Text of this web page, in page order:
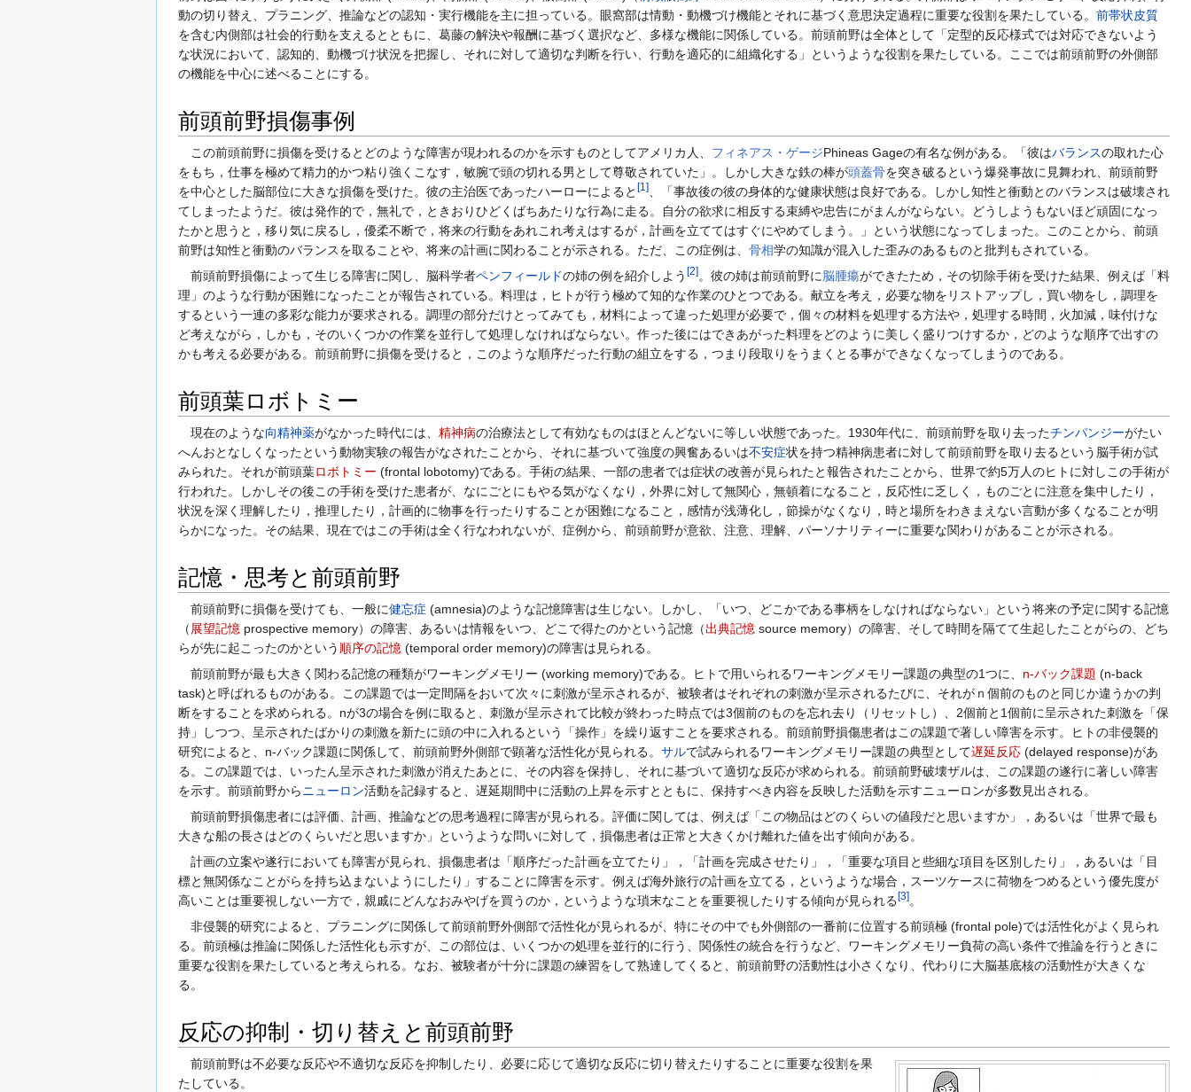
動の切り替え、プラニング、推論などの認知・実行機能を主に担っている。眼窩部は情動・動機づけ機能とそれに基づく意思決定過程に重要な役割を果たしている。 前帯状皮質
を含む内側部は社会的行動を支えるとともに、葛藤の解決や報酬に基づく選択など、多様な機能に関係している。前頭前野は全体として「定型的反応様式では対応できないよう
な状況において、認知的、動機づけ状況を把握し、それに対して適切な判断を行い、行動を適応的に組織化する」というような役割を果たしている。ここでは前頭前野の外側部
の機能を中心に述べることにする。
前頭前野損傷事例
この前頭前野に損傷を受けるとどのような障害が現われるのかを示すものとしてアメリカ人、 フィネアス・ゲージPhineas Gageの有名な例がある。「彼はバランスの取れた心
をもち，仕事を極めて精力的かつ粘り強くこなす，敏腕で頭の切れる男として尊敬されていた」。しかし大きな鉄の棒が頭蓋骨を突き破るという爆発事故に見舞われ、前頭前野
を中心とした脳部位に大きな損傷を受けた。彼の主治医であったハーローによると [1 ]
、「事故後の彼の身体的な健康状態は良好である。しかし知性と衝動とのバランスは破壊され
てしまったようだ。彼は発作的で，無礼で，ときおりひどくばちあたりな行為に走る。自分の欲求に相反する束縛や忠告にがまんがならない。どうしようもないほど頑固になっ
たかと思うと，移り気に戻るし，優柔不断で，将来の行動をあれこれ考えはするが，計画を立ててはすぐにやめてしまう。」という状態になってしまった。このことから、前頭
前野は知性と衝動のバランスを取ることや、将来の計画に関わることが示される。ただ、この症例は、 骨相学の知識が混入した歪みのあるものと批判もされている。
前頭前野損傷によって生じる障害に関し、脳科学者ペンフィールドの姉の例を紹介しよう [2] 。彼の姉は前頭前野に 脳腫瘍ができたため，その切除手術を受けた結果、例えば「料
理」のような行動が困難になったことが報告されている。料理は，ヒトが行う極めて知的な作業のひとつである。献立を考え，必要な物をリストアップし，買い物をし，調理を
するという一連の多彩な能力が要求される。調理の部分だけとってみても，材料によって違った処理が必要で，個々の材料を処理する方法や，処理する時間，火加減，味付けな
ど考えながら，しかも，そのいくつかの作業を並行して処理しなければならない。作った後にはできあがった料理をどのように美しく盛りつけするか，どのような順序で出すの
かも考える必要がある。前頭前野に損傷を受けると，このような順序だった行動の組立をする，つまり段取りをうまくとる事ができなくなってしまうのである。
前頭葉ロボトミー
現在のような向精神薬がなかった時代には、 精神病の治療法として有効なものはほとんどないに等しい状態であった。1930年代に、前頭前野を取り去ったチンパンジーがたい
へんおとなしくなったという動物実験の報告がなされたことから、それに基づいて強度の興奮あるいは不安症状を持つ精神病患者に対して前頭前野を取り去るという脳手術が試
みられた。それが前頭葉ロボトミー (frontal lobotomy)である。手術の結果、一部の患者では症状の改善が見られたと報告されたことから、世界で約5万人のヒトに対しこの手術が
行われた。しかしその後この手術を受けた患者が、なにごとにもやる気がなくなり，外界に対して無関心，無頓着になること，反応性に乏しく，ものごとに注意を集中したり，
状況を深く理解したり，推理したり，計画的に物事を行ったりすることが困難になること，感情が浅薄化し，節操がなくなり，時と場所をわきまえない言動が多くなることが明
らかになった。その結果、現在ではこの手術は全く行なわれないが、症例から、前頭前野が意欲、注意、理解、パーソナリティーに重要な関わりがあることが示される。
記憶・思考と前頭前野
前頭前野に損傷を受けても、一般に健忘症 (amnesia)のような記憶障害は生じない。しかし、「いつ、どこかである事柄をしなければならない」という将来の予定に関する記憶
（展望記憶 prospective memory）の障害、あるいは情報をいつ、どこで得たのかという記憶（出典記憶 source memory）の障害、そして時間を隔てて生起したことがらの、どち
らが先に起こったのかという 順序の記憶 (temporal order memory)の障害は見られる。
前頭前野が最も大きく関わる記憶の種類がワーキングメモリー (working memory)である。ヒトで用いられるワーキングメモリー課題の典型の1つに、 n-バック課題 (n-back
task)と呼ばれるものがある。この課題では一定間隔をおいて次々に刺激が呈示されるが、被験者はそれぞれの刺激が呈示されるたびに、それがｎ個前のものと同じか違うかの判
断をすることを求められる。nが3の場合を例に取ると、刺激が呈示されて比較が終わった時点では3個前のものを忘れ去り（リセットし）、2個前と1個前に呈示された刺激を「保
持」しつつ、呈示されたばかりの刺激を新たに頭の中に入れるという「操作」を繰り返すことを要求される。前頭前野損傷患者はこの課題で著しい障害を示す。ヒトの非侵襲的
研究によると、n-バック課題に関係して、前頭前野外側部で顕著な活性化が見られる。 サルで試みられるワーキングメモリー課題の典型として遅延反応 (delayed response)があ
る。この課題では、いったん呈示された刺激が消えたあとに、その内容を保持し、それに基づいて適切な反応が求められる。前頭前野破壊ザルは、この課題の遂行に著しい障害
を示す。前頭前野からニューロン活動を記録すると、遅延期間中に活動の上昇を示すとともに、保持すべき内容を反映した活動を示すニューロンが多数見出される。
前頭前野損傷患者には評価、計画、推論などの思考過程に障害が見られる。評価に関しては、例えば「この物品はどのくらいの値段だと思いますか」，あるいは「世界で最も
大きな船の長さはどのくらいだと思いますか」というような問いに対して，損傷患者は正常と大きくかけ離れた値を出す傾向がある。
計画の立案や遂行においても障害が見られ、損傷患者は「順序だった計画を立てたり」，「計画を完成させたり」，「重要な項目と些細な項目を区別したり」，あるいは「目
標と無関係なことがらを持ち込まないようにしたり」することに障害を示す。例えば海外旅行の計画を立てる，というような場合，スーツケースに荷物をつめるという優先度が
高いことは重要視しない一方で，親戚にどんなおみやげを買うのか，というような瑣末なことを重要視したりする傾向が見られる [3]。
非侵襲的研究によると、プラニングに関係して前頭前野外側部で活性化が見られるが、特にその中でも外側部の一番前に位置する前頭極 (frontal pole)では活性化がよく見られ
る。前頭極は推論に関係した活性化も示すが、この部位は、いくつかの処理を並行的に行う、関係性の統合を行うなど、ワーキングメモリー負荷の高い条件で推論を行うときに
重要な役割を果たしていると考えられる。なお、被験者が十分に課題の練習をして熟達してくると、前頭前野の活動性は小さくなり、代わりに大脳基底核の活動性が大きくな
る。
反応の抑制・切り替えと前頭前野
前頭前野は不必要な反応や不適切な反応を抑制したり、必要に応じて適切な反応に切り替えたりすることに重要な役割を果
たしている。